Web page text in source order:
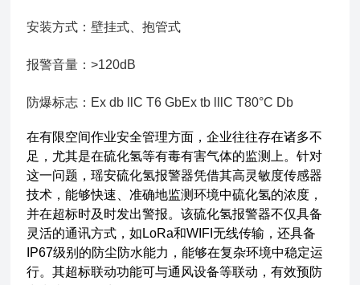
安装方式：壁挂式、抱管式
报警音量：>120dB
防爆标志：Ex db llC T6 GbEx tb lllC T80°C Db
在有限空间作业安全管理方面，企业往往存在诸多不
足，尤其是在硫化氢等有毒有害气体的监测上。针对
这一问题，瑶安硫化氢报警器凭借其高灵敏度传感器
技术，能够快速、准确地监测环境中硫化氢的浓度，
并在超标时及时发出警报。该硫化氢报警器不仅具备
灵活的通讯方式，如LoRa和WIFI无线传输，还具备
IP67级别的防尘防水能力，能够在复杂环境中稳定运
行。其超标联动功能可与通风设备等联动，有效预防